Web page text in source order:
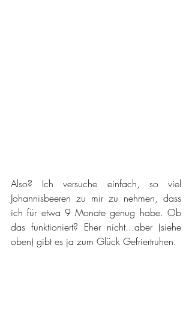
Also? Ich versuche einfach, so viel
Johannisbeeren zu mir zu nehmen, dass
ich für etwa 9 Monate genug habe. Ob
das funktioniert? Eher nicht...aber (siehe
oben) gibt es ja zum Glück Gefriertruhen.